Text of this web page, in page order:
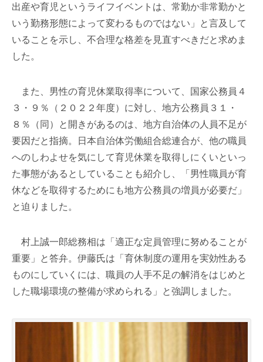
出産や育児というライフイベントは、常勤か非常勤かと
いう勤務形態によって変わるものではない」と言及して
いることを示し、不合理な格差を見直すべきだと求めま
した。
また、男性の育児休業取得率について、国家公務員４
３・９％（２０２２年度）に対し、地方公務員３１・
８％（同）と開きがあるのは、地方自治体の人員不足が
要因だと指摘。日本自治体労働組合総連合が、他の職員
へのしわよせを気にして育児休業を取得しにくいといっ
た事態があるとしていることも紹介し、「男性職員が育
休などを取得するためにも地方公務員の増員が必要だ」
と迫りました。
村上誠一郎総務相は「適正な定員管理に努めることが
重要」と答弁。伊藤氏は「育休制度の運用を実効性ある
ものにしていくには、職員の人手不足の解消をはじめと
した職場環境の整備が求められる」と強調しました。